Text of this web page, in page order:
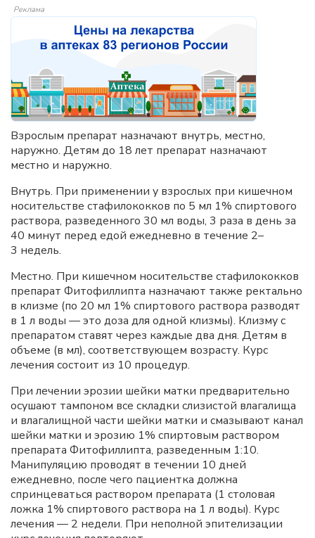
Реклама
Взрослым препарат назначают внутрь, местно,
наружно. Детям до 18 лет препарат назначают
местно и наружно.
Внутрь. При применении у взрослых при кишечном
носительстве стафилококков по 5 мл 1% спиртового
раствора, разведенного 30 мл воды, 3 раза в день за
40 минут перед едой ежедневно в течение 2–
3 недель.
Местно. При кишечном носительстве стафилококков
препарат Фитофиллипта назначают также ректально
в клизме (по 20 мл 1% спиртового раствора разводят
в 1 л воды — это доза для одной клизмы). Клизму с
препаратом ставят через каждые два дня. Детям в
объеме (в мл), соответствующем возрасту. Курс
лечения состоит из 10 процедур.
При лечении эрозии шейки матки предварительно
осушают тампоном все складки слизистой влагалища
и влагалищной части шейки матки и смазывают канал
шейки матки и эрозию 1% спиртовым раствором
препарата Фитофиллипта, разведенным 1:10.
Манипуляцию проводят в течении 10 дней
ежедневно, после чего пациентка должна
спринцеваться раствором препарата (1 столовая
ложка 1% спиртового раствора на 1 л воды). Курс
лечения — 2 недели. При неполной эпителизации